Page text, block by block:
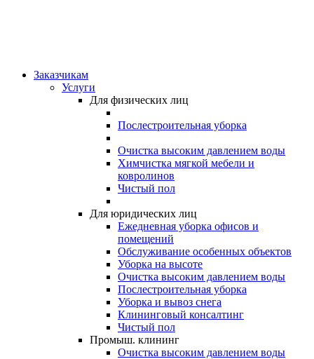
Заказчикам
Услуги
Для физических лиц
Послестроительная уборка
Очистка высоким давлением воды
Химчистка мягкой мебели и
ковролинов
Чистый пол
Для юридических лиц
Ежедневная уборка офисов и
помещений
Обслуживание особенных объектов
Уборка на высоте
Очистка высоким давлением воды
Послестроительная уборка
Уборка и вывоз снега
Клининговый консалтинг
Чистый пол
Промыш. клининг
Очистка высоким давлением воды